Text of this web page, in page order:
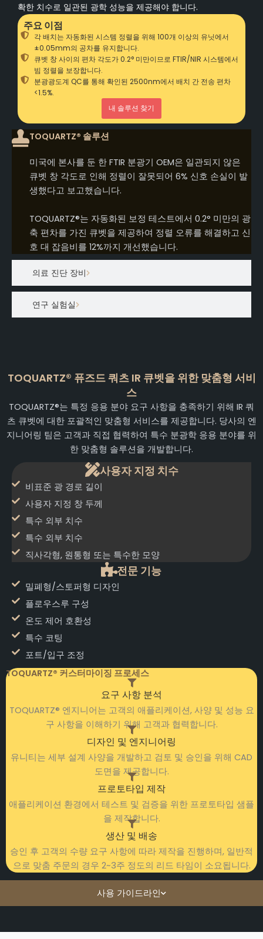
사용 가이드라인
의료 진단 장비
연구 실험실
확한 치수로 일관된 광학 성능을 제공해야 합니다.
주요 이점
각 배치는 자동화된 시스템 정렬을 위해 100개 이상의 유닛에서
±0.05mm의 공차를 유지합니다.
큐벳 창 사이의 편차 각도가 0.2° 미만이므로 FTIR/NIR 시스템에서
빔 정렬을 보장합니다.
분광광도계 QC를 통해 확인된 2500nm에서 배치 간 전송 편차
<1.5%.
내 솔루션 찾기
TOQUARTZ® 솔루션
미국에 본사를 둔 한 FTIR 분광기 OEM은 일관되지 않은
큐벳 창 각도로 인해 정렬이 잘못되어 6% 신호 손실이 발
생했다고 보고했습니다.
TOQUARTZ®는 자동화된 보정 테스트에서 0.2° 미만의 광
축 편차를 가진 큐벳을 제공하여 정렬 오류를 해결하고 신
호 대 잡음비를 12%까지 개선했습니다.
TOQUARTZ® 퓨즈드 쿼츠 IR 큐벳을 위한 맞춤형 서비
스
TOQUARTZ®는 특정 응용 분야 요구 사항을 충족하기 위해 IR 쿼
츠 큐벳에 대한 포괄적인 맞춤형 서비스를 제공합니다. 당사의 엔
지니어링 팀은 고객과 직접 협력하여 특수 분광학 응용 분야를 위
한 맞춤형 솔루션을 개발합니다.
사용자 지정 치수
비표준 광 경로 길이
사용자 지정 창 두께
특수 외부 치수
특수 외부 치수
직사각형, 원통형 또는 특수한 모양
전문 기능
밀폐형/스토퍼형 디자인
플로우스루 구성
온도 제어 호환성
특수 코팅
포트/입구 조정
TOQUARTZ® 커스터마이징 프로세스
요구 사항 분석
TOQUARTZ® 엔지니어는 고객의 애플리케이션, 사양 및 성능 요
구 사항을 이해하기 위해 고객과 협력합니다.
디자인 및 엔지니어링
유니티는 세부 설계 사양을 개발하고 검토 및 승인을 위해 CAD
도면을 제공합니다.
프로토타입 제작
애플리케이션 환경에서 테스트 및 검증을 위한 프로토타입 샘플
을 제작합니다.
생산 및 배송
승인 후 고객의 수량 요구 사항에 따라 제작을 진행하며, 일반적
으로 맞춤 주문의 경우 2~3주 정도의 리드 타임이 소요됩니다.